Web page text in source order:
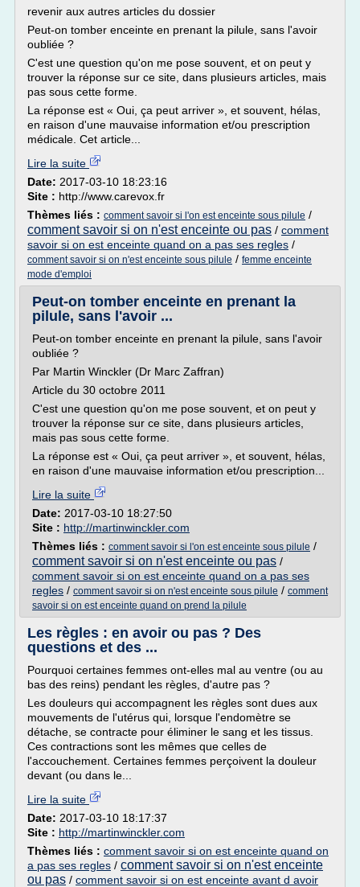
revenir aux autres articles du dossier
Peut-on tomber enceinte en prenant la pilule, sans l'avoir
oubliée ?
C'est une question qu'on me pose souvent, et on peut y
trouver la réponse sur ce site, dans plusieurs articles, mais
pas sous cette forme.
La réponse est « Oui, ça peut arriver », et souvent, hélas,
en raison d'une mauvaise information et/ou prescription
médicale. Cet article...
Lire la suite
Date: 2017-03-10 18:23:16
Site : http://www.carevox.fr
Thèmes liés : comment savoir si l'on est enceinte sous pilule /
comment savoir si on n'est enceinte ou pas / comment
savoir si on est enceinte quand on a pas ses regles /
comment savoir si on n'est enceinte sous pilule / femme enceinte
mode d'emploi
Peut-on tomber enceinte en prenant la
pilule, sans l'avoir ...
Peut-on tomber enceinte en prenant la pilule, sans l'avoir
oubliée ?
Par Martin Winckler (Dr Marc Zaffran)
Article du 30 octobre 2011
C'est une question qu'on me pose souvent, et on peut y
trouver la réponse sur ce site, dans plusieurs articles,
mais pas sous cette forme.
La réponse est « Oui, ça peut arriver », et souvent, hélas,
en raison d'une mauvaise information et/ou prescription...
Lire la suite
Date: 2017-03-10 18:27:50
Site : http://martinwinckler.com
Thèmes liés : comment savoir si l'on est enceinte sous pilule /
comment savoir si on n'est enceinte ou pas /
comment savoir si on est enceinte quand on a pas ses
regles / comment savoir si on n'est enceinte sous pilule / comment
savoir si on est enceinte quand on prend la pilule
Les règles : en avoir ou pas ? Des
questions et des ...
Pourquoi certaines femmes ont-elles mal au ventre (ou au
bas des reins) pendant les règles, d'autre pas ?
Les douleurs qui accompagnent les règles sont dues aux
mouvements de l'utérus qui, lorsque l'endomètre se
détache, se contracte pour éliminer le sang et les tissus.
Ces contractions sont les mêmes que celles de
l'accouchement. Certaines femmes perçoivent la douleur
devant (ou dans le...
Lire la suite
Date: 2017-03-10 18:17:37
Site : http://martinwinckler.com
Thèmes liés : comment savoir si on est enceinte quand on
a pas ses regles / comment savoir si on n'est enceinte
ou pas / comment savoir si on est enceinte avant d avoir